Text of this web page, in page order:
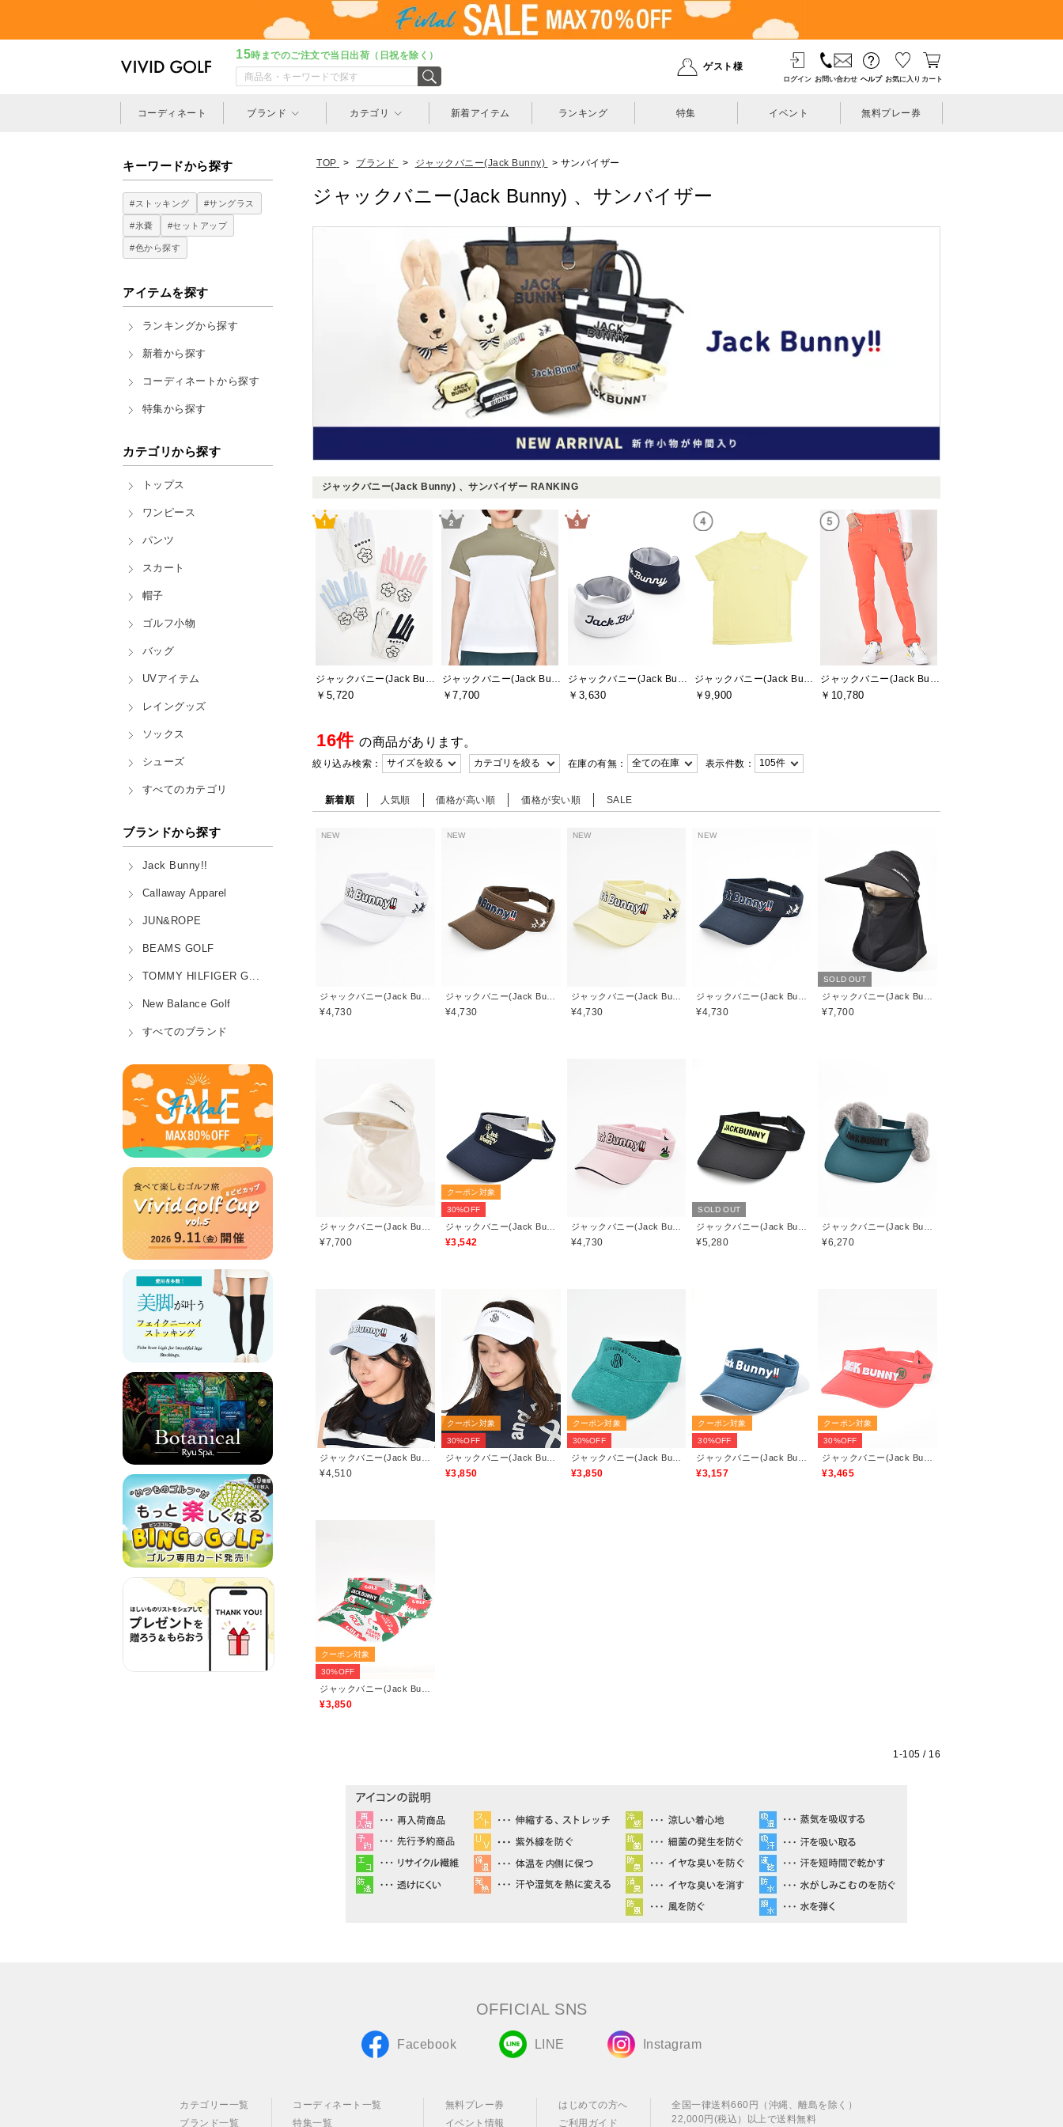
15時までのご注文で当日出荷（日祝を除く）
ゲスト様
ログイン お問い合わせ ヘルプ お気に入り カート
コーディネート ブランド カテゴリ 新着アイテム ランキング 特集 イベント 無料プレー券
キーワードから探す
#ストッキング #サングラス
#氷嚢 #セットアップ
#色から探す
アイテムを探す
ランキングから探す
新着から探す
コーディネートから探す
特集から探す
カテゴリから探す
トップス
ワンピース
パンツ
スカート
帽子
ゴルフ小物
バッグ
UVアイテム
レイングッズ
ソックス
シューズ
すべてのカテゴリ
ブランドから探す
Jack Bunny!!
Callaway Apparel
JUN&ROPE
BEAMS GOLF
TOMMY HILFIGER G...
New Balance Golf
すべてのブランド
TOP > ブランド > ジャックバニー(Jack Bunny) > サンバイザー
ジャックバニー(Jack Bunny) 、サンバイザー
ジャックバニー(Jack Bunny) 、サンバイザー RANKING
￥5,720 ￥7,700 ￥3,630 ￥9,900 ￥10,780
16件 の商品があります。
絞り込み検索： 在庫の有無： 表示件数：
新着順 人気順 価格が高い順 価格が安い順 SALE
NEW
¥4,730
NEW
¥4,730
NEW
¥4,730
NEW
¥4,730
SOLD OUT
¥7,700
ジャックバニー(Jack Bunny)
¥7,700
クーポン対象
30%OFF
ジャックバニー(Jack Bunny)
¥3,542
ジャックバニー(Jack Bunny)
¥4,730
SOLD OUT
ジャックバニー(Jack Bunny)
¥5,280
ジャックバニー(Jack Bunny)
¥6,270
¥4,510
クーポン対象
30%OFF
¥3,850
クーポン対象
30%OFF
¥3,850
クーポン対象
30%OFF
¥3,157
クーポン対象
30%OFF
¥3,465
クーポン対象
30%OFF
¥3,850
1-105 / 16
OFFICIAL SNS
Facebook LINE Instagram
カテゴリー一覧
ブランド一覧
コーディネート一覧
特集一覧
無料プレー券
イベント情報
はじめての方へ
ご利用ガイド
全国一律送料660円（沖縄、離島を除く）
22,000円(税込）以上で送料無料